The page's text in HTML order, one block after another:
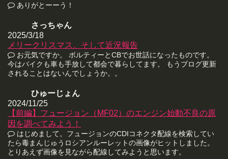
ありがとーーう！
さっちゃん
2025/3/18
メリークリスマス。そして近況報告
お元気ですか。 ボルティーとCBでお世話になったものです。
今はバイクも車も手放して都会で暮らしてます。 もうブログ更新
されることはないんでしょうか。。
ひゅーじょん
2024/11/25
【前編】フュージョン（MF02）のエンジン始動不良の原
因を調べてみよう！
はじめまして。フュージョンのCDIコネクタ配線を検索してい
たら毒まんじゅうロシアンルーレットの画像がヒットしました。
とりあえず画像を見ながら配線してみようと思います。